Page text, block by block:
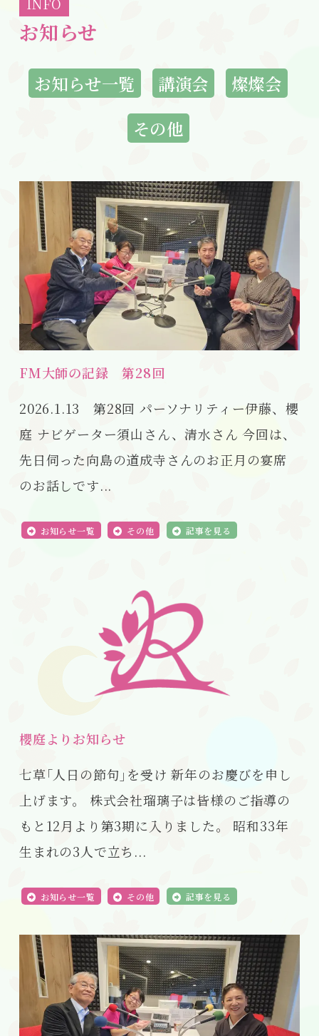
INFO
お知らせ
お知らせ一覧 講演会
燦燦会
その他
FM大師の記録 第28回
2026.1.13 第28回 パーソナリティー伊藤、櫻
庭 ナビゲーター須山さん、清水さん 今回は、
先日伺った向島の道成寺さんのお正月の宴席
のお話しです...
お知らせ一覧 その他 記事を見る
櫻庭よりお知らせ
七草｢人日の節句｣を受け 新年のお慶びを申し
上げます。 株式会社瑠璃子は皆様のご指導の
もと12月より第3期に入りました。 昭和33年
生まれの3人で立ち...
お知らせ一覧 その他 記事を見る